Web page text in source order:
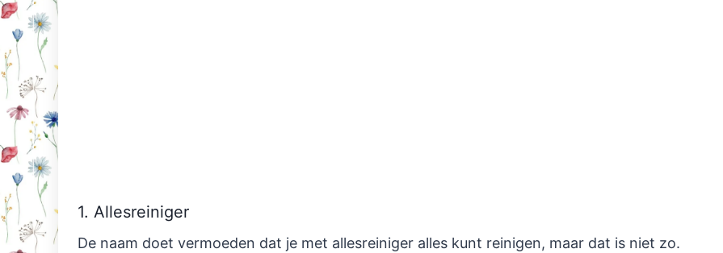
1. Allesreiniger
De naam doet vermoeden dat je met allesreiniger alles kunt reinigen, maar dat is niet zo.